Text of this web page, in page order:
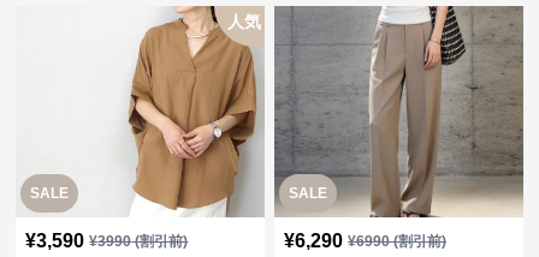
SALE
人気
¥3,590 ¥3990(割引前)
SALE
¥6,290 ¥6990(割引前)